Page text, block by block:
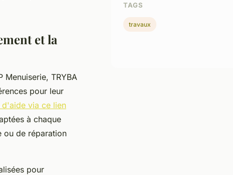
et la
TRYBA
pour leur
d'aide via ce lien
à chaque
ou de réparation
pour
TAGS
travaux